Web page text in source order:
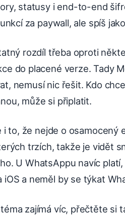
statusy i end-to-end
za paywall, ale spíš
rozdíl třeba oproti
do placené verze. Tady
nemusí nic řešit. Kdo
může si připlatit.
i to, že nejde o
trzích, takže je vidět
U WhatsAppu navíc
iOS a neměl by se týkat
zajímá víc, přečtěte si